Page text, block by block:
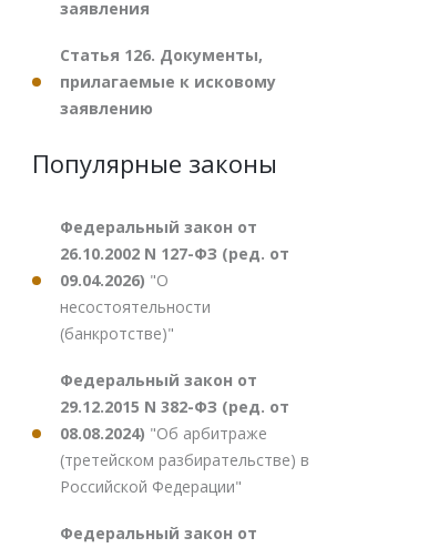
заявления
Статья 126. Документы,
прилагаемые к исковому
заявлению
Популярные законы
Федеральный закон от
26.10.2002 N 127-ФЗ (ред. от
09.04.2026) "О
несостоятельности
(банкротстве)"
Федеральный закон от
29.12.2015 N 382-ФЗ (ред. от
08.08.2024) "Об арбитраже
(третейском разбирательстве) в
Российской Федерации"
Федеральный закон от